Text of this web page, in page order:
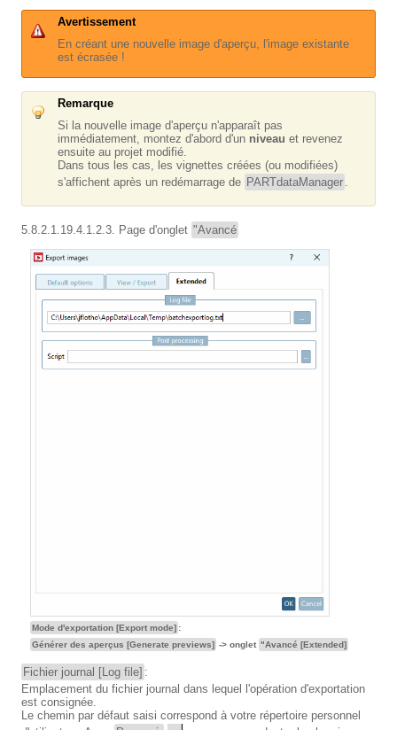
Avertissement
En créant une nouvelle image d'aperçu, l'image existante
est écrasée !
Remarque
Si la nouvelle image d'aperçu n'apparaît pas
immédiatement, montez d'abord d'un niveau et revenez
ensuite au projet modifié.
Dans tous les cas, les vignettes créées (ou modifiées)
s'affichent après un redémarrage de PARTdataManager .
5.8.2.1.19.4.1.2.3. Page d'onglet "Avancé
Mode d'exportation [Export mode] :
Générer des aperçus [Generate previews] -> onglet "Avancé [Extended]
Fichier journal [Log file] :
Emplacement du fichier journal dans lequel l'opération d'exportation
est consignée.
Le chemin par défaut saisi correspond à votre répertoire personnel